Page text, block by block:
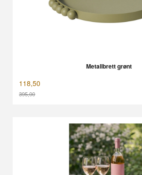
Metallbrett grønt
118,50
395,00